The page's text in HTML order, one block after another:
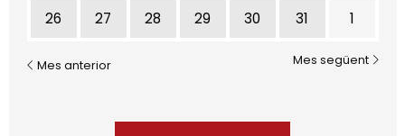
26 27 28 29 30 31 1
Mes anterior Mes següent